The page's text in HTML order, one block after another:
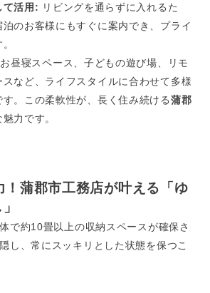
て活用: リビングを通らずに入れるた
のお客様にもすぐに案内でき、プライ
お昼寝スペース、子どもの遊び場、リモ
など、ライフスタイルに合わせて多様
。この柔軟性が、長く住み続ける蒲郡
力です。
！蒲郡市工務店が叶える「ゆ
で約10畳以上の収納スペースが確保さ
し、常にスッキリとした状態を保つこ